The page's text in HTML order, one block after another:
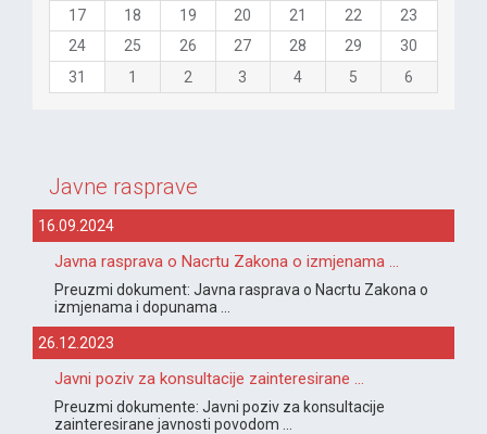
17
18 19 20 21 22
23
24
25 26 27 28 29
30
31
1 2 3 4 5 6
Javne rasprave
16.09.2024
Javna rasprava o Nacrtu Zakona o izmjenama ...
Preuzmi dokument: Javna rasprava o Nacrtu Zakona o
izmjenama i dopunama ...
26.12.2023
Javni poziv za konsultacije zainteresirane ...
Preuzmi dokumente: Javni poziv za konsultacije
zainteresirane javnosti povodom ...